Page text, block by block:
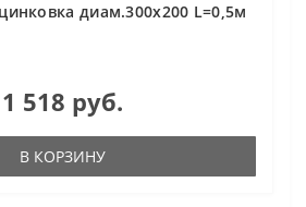
диам.300х200 L=0,5м
1 518 руб.
В КОРЗИНУ